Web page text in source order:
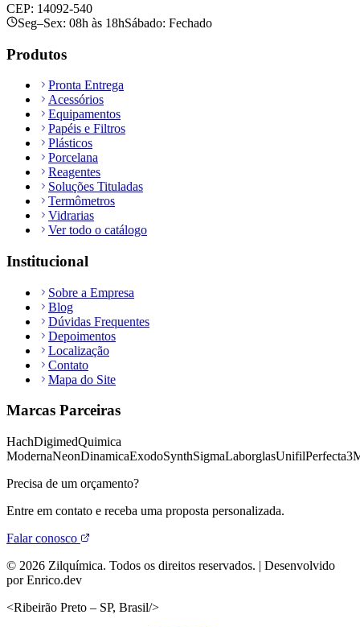
CEP: 14092-540
Seg–Sex: 08h às 18hSábado: Fechado
Produtos
Pronta Entrega
Acessórios
Equipamentos
Papéis e Filtros
Plásticos
Porcelana
Reagentes
Soluções Tituladas
Termômetros
Vidrarias
Ver todo o catálogo
Institucional
Sobre a Empresa
Blog
Dúvidas Frequentes
Depoimentos
Localização
Contato
Mapa do Site
Marcas Parceiras
HachDigimedQuimica
ModernaNeonDinamicaExodoSynthSigmaLaborglasUnifilPerfecta
Precisa de um orçamento?
Entre em contato e receba uma proposta personalizada.
Falar conosco
© 2026 Zilquímica. Todos os direitos reservados. | Desenvolvido
por Enrico.dev
<Ribeirão Preto – SP, Brasil/>